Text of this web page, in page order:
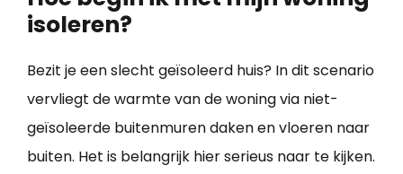
isoleren?
Bezit je een slecht geïsoleerd huis? In dit scenario
vervliegt de warmte van de woning via niet-
geïsoleerde buitenmuren daken en vloeren naar
buiten. Het is belangrijk hier serieus naar te kijken.